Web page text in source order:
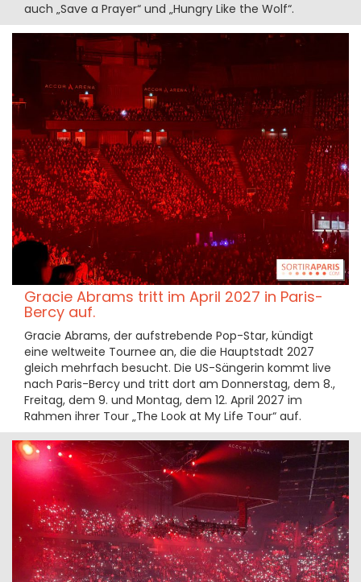
auch „Save a Prayer“ und „Hungry Like the Wolf“.
Gracie Abrams tritt im April 2027 in Paris-
Bercy auf.
Gracie Abrams, der aufstrebende Pop-Star, kündigt
eine weltweite Tournee an, die die Hauptstadt 2027
gleich mehrfach besucht. Die US-Sängerin kommt live
nach Paris-Bercy und tritt dort am Donnerstag, dem 8.,
Freitag, dem 9. und Montag, dem 12. April 2027 im
Rahmen ihrer Tour „The Look at My Life Tour“ auf.